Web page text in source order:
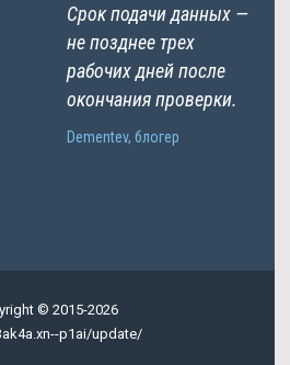
Срок подачи данных —
не позднее трех
рабочих дней после
окончания проверки.
Dementev, блогер
© 2015-2026
p1ai/update/